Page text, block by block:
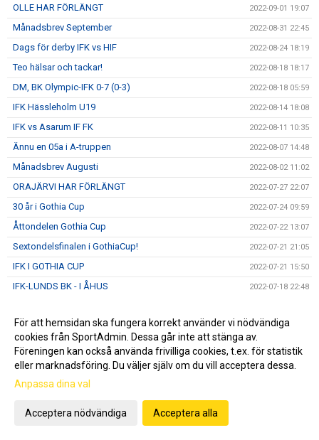
OLLE HAR FÖRLÄNGT 2022-09-01 19:07
Månadsbrev September 2022-08-31 22:45
Dags för derby IFK vs HIF 2022-08-24 18:19
Teo hälsar och tackar! 2022-08-18 18:17
DM, BK Olympic-IFK 0-7 (0-3) 2022-08-18 05:59
IFK Hässleholm U19 2022-08-14 18:08
IFK vs Asarum IF FK 2022-08-11 10:35
Ännu en 05a i A-truppen 2022-08-07 14:48
Månadsbrev Augusti 2022-08-02 11:02
ORAJÄRVI HAR FÖRLÄNGT 2022-07-27 22:07
30 år i Gothia Cup 2022-07-24 09:59
Åttondelen Gothia Cup 2022-07-22 13:07
Sextondelsfinalen i GothiaCup! 2022-07-21 21:05
IFK I GOTHIA CUP 2022-07-21 15:50
IFK-LUNDS BK - I ÅHUS 2022-07-18 22:48
IFK vs Eslövs BK 2022-06-21 21:14
IFK och Fritidscamp 2022-06-17 22:24
DM, IFK- IF Lödde 2-1 (0-0) 2022-06-15 22:14
Sommarfotbollsskola
För att hemsidan ska fungera korrekt använder vi nödvändiga
cookies från SportAdmin. Dessa går inte att stänga av.
Föreningen kan också använda frivilliga cookies, t.ex. för statistik
eller marknadsföring. Du väljer själv om du vill acceptera dessa.
Anpassa dina val
Acceptera nödvändiga Acceptera alla